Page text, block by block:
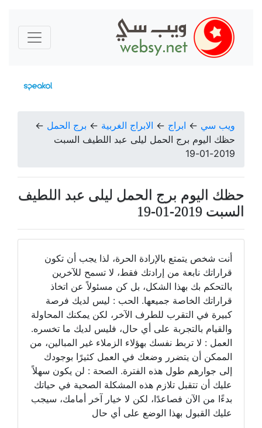
ويب سي ← ابراج ← الابراج الغربية ← برج الحمل ←
حظك اليوم برج الحمل ليلى عبد اللطيف السبت
2019-01-19
حظك اليوم برج الحمل ليلى عبد اللطيف
السبت 2019-01-19
أنت شخص يتمتع بالإرادة الحرة، لذا يجب أن تكون
قراراتك نابعة من إرادتك فقط، لا تسمح للآخرين
بالتحكم بك بهذا الشكل، بل كن مسئولاً عن اتخاذ
قراراتك الخاصة جميعها. الحب : ليس لديك فرصة
كبيرة في التقرب للطرف الآخر، لكن يمكنك المحاولة
والقيام بالتجربة على أي حال، فليس لديك ما تخسره.
العمل : لا تربط نفسك بهؤلاء الزملاء غير المبالين، من
الممكن أن يتضرر وضعك في العمل كثيرًا بوجودك
إلى جوارهم طول هذه الفترة. الصحة : لن يكون سهلاً
عليك أن تتقبل تلازم هذه المشكلة الصحية في حياتك
بدءًا من الآن فصاعدًا، لكن لا خيار آخر أمامك، سيجب
عليك القبول بهذا الوضع على أي حال